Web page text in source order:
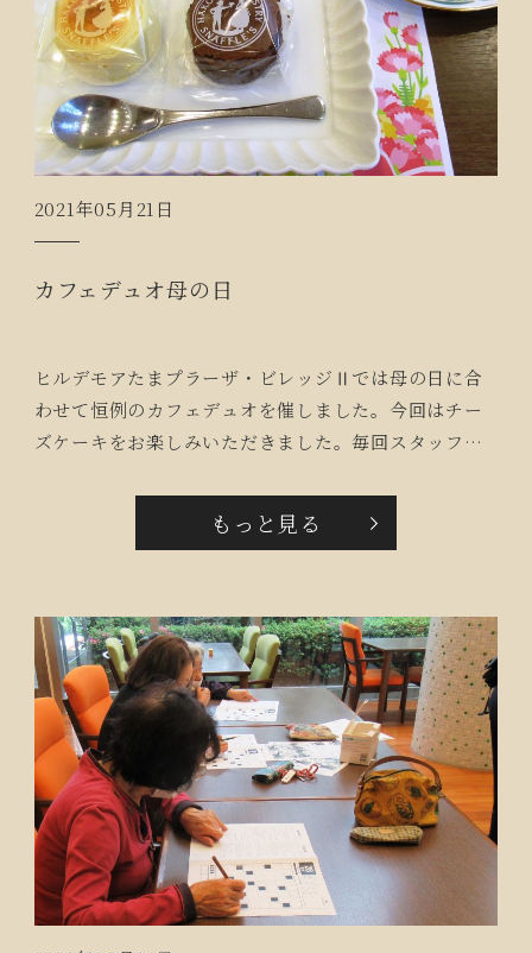
2021年05月21日
カフェデュオ母の日
ヒルデモアたまプラーザ・ビレッジⅡでは母の日に合
わせて恒例のカフェデュオを催しました。今回はチー
ズケーキをお楽しみいただきました。毎回スタッフが
もっと見る